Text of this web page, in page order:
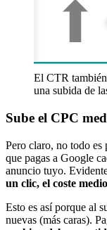
El CTR
una subida de
Sube el CPC
Pero claro, no todo
que pagas a Google
anuncio tuyo.
un clic, el coste
Esto es así porque al
nuevas (más caras).